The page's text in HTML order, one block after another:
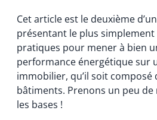
Cet article est le deuxième
présentant le plus
pratiques pour mener à bien
performance énergétique sur
immobilier, qu’il soit composé
bâtiments. Prenons un peu
les bases !